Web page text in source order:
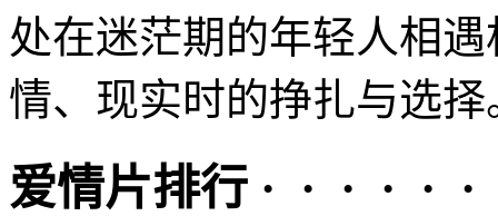
处在迷茫期的年轻人相
情、现实时的挣扎与选
爱情片排行 · · · · · ·